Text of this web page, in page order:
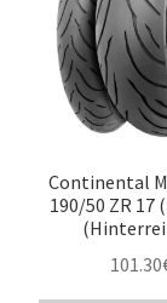
Continental
190/50 ZR 17
101.30